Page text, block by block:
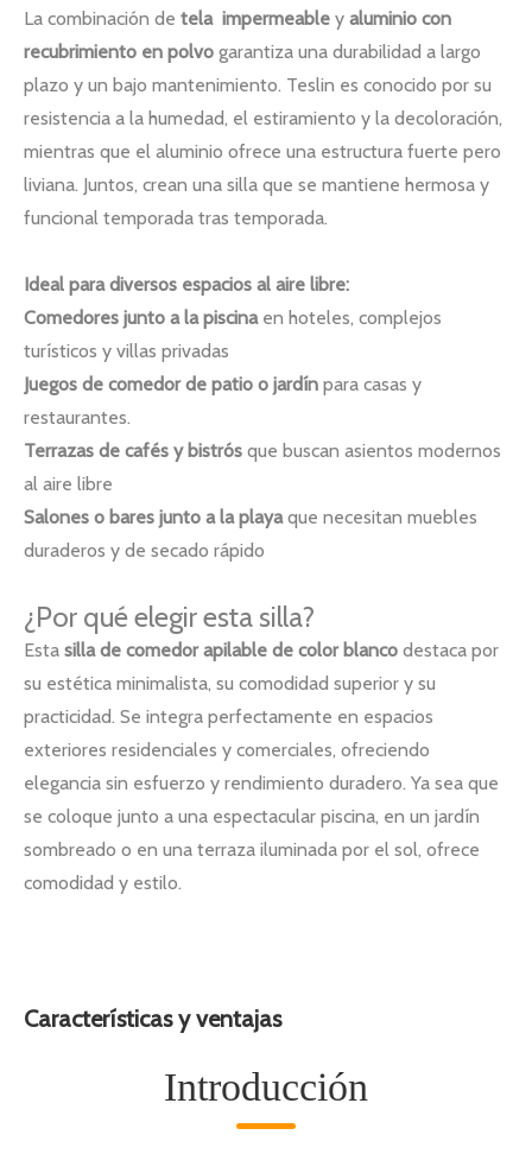
La combinación de tela impermeable y aluminio con
recubrimiento en polvo garantiza una durabilidad a largo
plazo y un bajo mantenimiento. Teslin es conocido por su
resistencia a la humedad, el estiramiento y la decoloración,
mientras que el aluminio ofrece una estructura fuerte pero
liviana. Juntos, crean una silla que se mantiene hermosa y
funcional temporada tras temporada.
Ideal para diversos espacios al aire libre:
Comedores junto a la piscina en hoteles, complejos
turísticos y villas privadas
Juegos de comedor de patio o jardín para casas y
restaurantes.
Terrazas de cafés y bistrós que buscan asientos modernos
al aire libre
Salones o bares junto a la playaque necesitan muebles
duraderos y de secado rápido
¿Por qué elegir esta silla?
Esta silla de comedor apilable de color blanco destaca por
su estética minimalista, su comodidad superior y su
practicidad. Se integra perfectamente en espacios
exteriores residenciales y comerciales, ofreciendo
elegancia sin esfuerzo y rendimiento duradero. Ya sea que
se coloque junto a una espectacular piscina, en un jardín
sombreado o en una terraza iluminada por el sol, ofrece
comodidad y estilo.
Características y ventajas
Introducción